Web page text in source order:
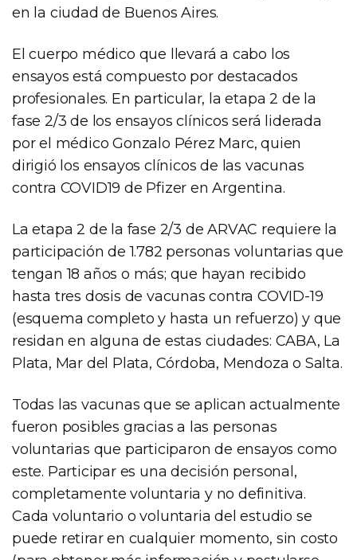
en la ciudad de Buenos Aires.
El cuerpo médico que llevará a cabo los
ensayos está compuesto por destacados
profesionales. En particular, la etapa 2 de la
fase 2/3 de los ensayos clínicos será liderada
por el médico Gonzalo Pérez Marc, quien
dirigió los ensayos clínicos de las vacunas
contra COVID19 de Pfizer en Argentina.
La etapa 2 de la fase 2/3 de ARVAC requiere la
participación de 1.782 personas voluntarias que
tengan 18 años o más; que hayan recibido
hasta tres dosis de vacunas contra COVID-19
(esquema completo y hasta un refuerzo) y que
residan en alguna de estas ciudades: CABA, La
Plata, Mar del Plata, Córdoba, Mendoza o Salta.
Todas las vacunas que se aplican actualmente
fueron posibles gracias a las personas
voluntarias que participaron de ensayos como
este. Participar es una decisión personal,
completamente voluntaria y no definitiva.
Cada voluntario o voluntaria del estudio se
puede retirar en cualquier momento, sin costo